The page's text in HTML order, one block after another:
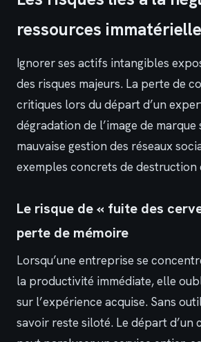
ressources
Ignorer ses actifs intangibles
des risques majeurs. La perte de
critiques lors du départ d’un
dégradation de l’image de marque
mauvaise gestion des réseaux
exemples concrets de destruction
Le risque de « fuite des
perte de mémoire
Lorsqu’une entreprise se
la productivité immédiate, elle
sur l’expérience acquise. Sans
savoir reste siloté. Le départ